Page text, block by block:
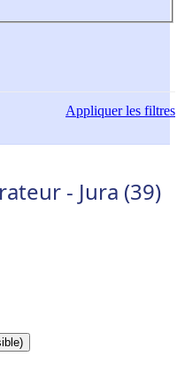
Appliquerles filtres
- Jura (39)